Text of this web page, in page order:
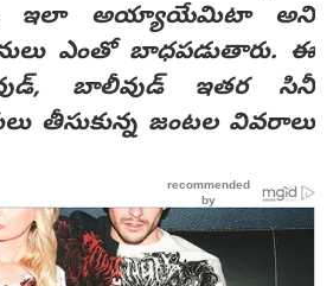
ఇలా అయ్యాయేమిటా అని
ఎంతో బాధపడుతారు. ఈ
బాలీవుడ్ ఇతర సినీ
తీసుకున్న జంటల వివరాలు